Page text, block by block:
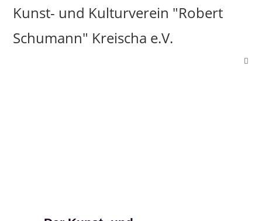
Kunst- und Kulturverein "Robert
Schumann" Kreischa e.V.